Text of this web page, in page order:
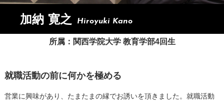
加納 寛之 Hiroyuki Kano
所属：関西学院大学 教育学部4回生
就職活動の前に何かを極める
営業に興味があり、たまたまの縁でお誘いを頂きました。就職活動